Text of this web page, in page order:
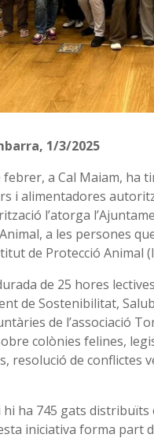
1/3/2025
a Cal Maiam, ha
i alimentadores
l’atorga
a les persones
de Protecció Animal
de 25 hores
de Sostenibilitat,
de l’associació
colònies felines,
resolució de conflictes
ha 745 gats
iniciativa forma part